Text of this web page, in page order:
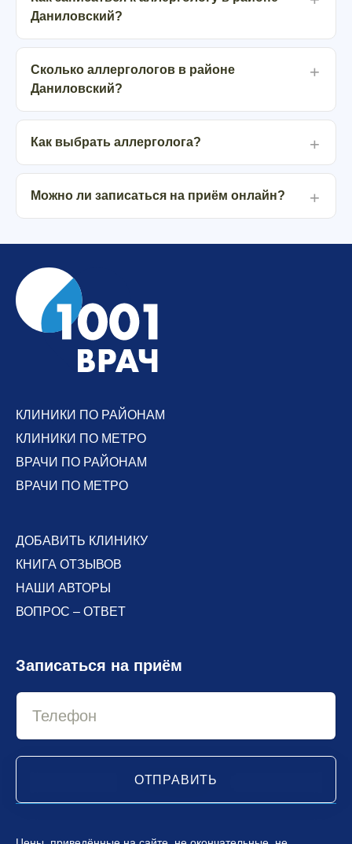
Даниловский?
Сколько аллергологов в районе
Даниловский?
Как выбрать аллерголога?
Можно ли записаться на приём онлайн?
КЛИНИКИ ПО РАЙОНАМ
КЛИНИКИ ПО МЕТРО
ВРАЧИ ПО РАЙОНАМ
ВРАЧИ ПО МЕТРО
ДОБАВИТЬ КЛИНИКУ
КНИГА ОТЗЫВОВ
НАШИ АВТОРЫ
ВОПРОС – ОТВЕТ
Записаться на приём
ОТПРАВИТЬ